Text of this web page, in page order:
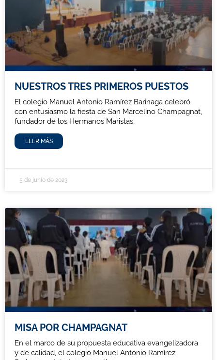
NUESTROS TRES PRIMEROS PUESTOS
El colegio Manuel Antonio Ramírez Barinaga celebró
con entusiasmo la fiesta de San Marcelino Champagnat,
fundador de los Hermanos Maristas,
LLER MÁS
5 de junio de 2023
MISA POR CHAMPAGNAT
En el marco de su propuesta educativa evangelizadora
y de calidad, el colegio Manuel Antonio Ramírez